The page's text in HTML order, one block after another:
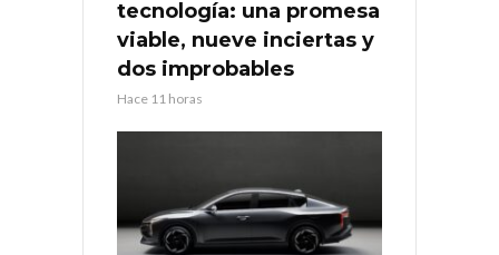
tecnología: una promesa
viable, nueve inciertas y
dos improbables
Hace 11 horas